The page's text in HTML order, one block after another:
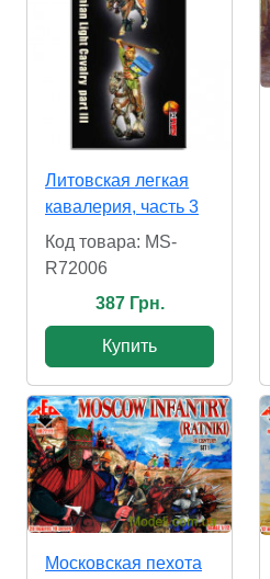
Литовская легкая
кавалерия, часть 3
Код товара: MS-
R72006
387 Грн.
Купить
Московская пехота